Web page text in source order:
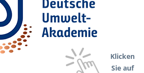
Klicken
Sie auf